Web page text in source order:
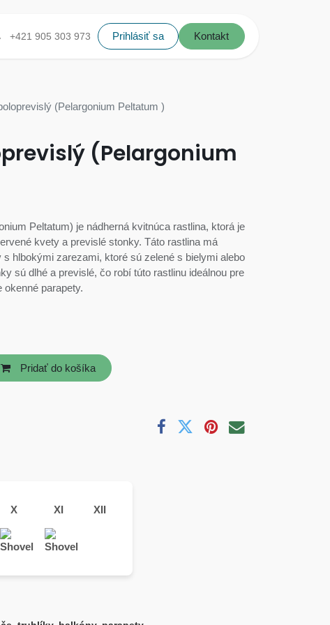
+421 905 303 973 Prihlásiť sa Kontakt
(Pelargonium Peltatum )
(Pelargonium
Peltatum) je nádherná kvitnúca rastlina, ktorá je
kvety a previslé stonky. Táto rastlina má
hlbokými zarezami, ktoré sú zelené s bielymi alebo
sú dlhé a previslé, čo robí túto rastlinu ideálnou pre
okenné parapety.
Pridať do košíka
X XI XII